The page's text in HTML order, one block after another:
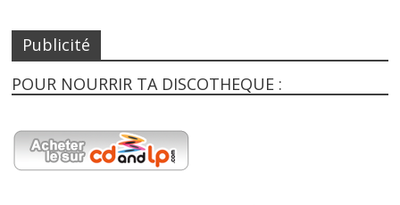
Publicité
POUR NOURRIR TA DISCOTHEQUE :